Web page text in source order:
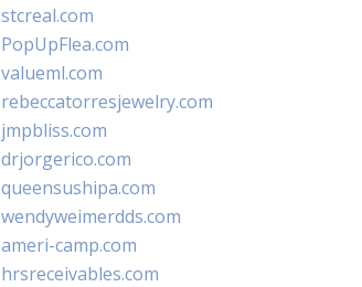
stcreal.com
PopUpFlea.com
valueml.com
rebeccatorresjewelry.com
jmpbliss.com
drjorgerico.com
queensushipa.com
wendyweimerdds.com
ameri-camp.com
hrsreceivables.com